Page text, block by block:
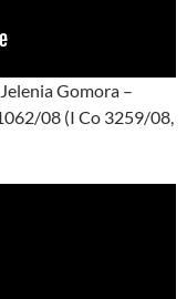
Gomora –
08 (I Co 3259/08,